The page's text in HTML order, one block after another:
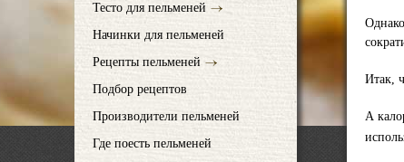
Тесто для пельменей
Начинки для пельменей
Рецепты пельменей
Подбор рецептов
Производители пельменей
Где поесть пельменей
Итак,
А